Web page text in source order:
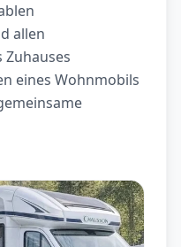
allen
eines Wohnmobils